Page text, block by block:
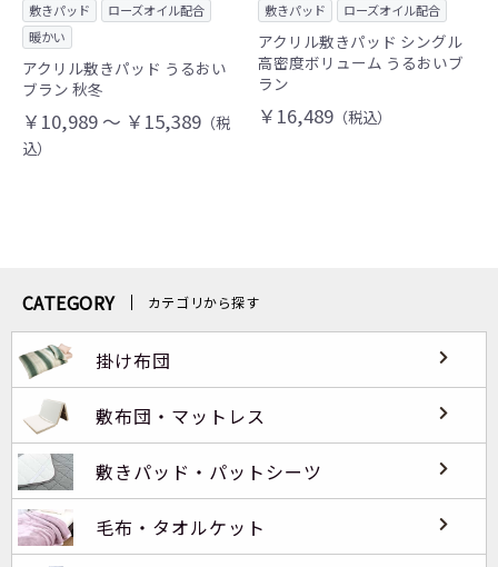
敷きパッド
ローズオイル配合
暖かい
アクリル敷きパッド うるおい
ブラン 秋冬
￥10,989 ～ ￥15,389 （税
込）
敷きパッド ローズオイル配合
アクリル敷きパッド シングル
高密度ボリューム うるおいブ
ラン
￥16,489 （税込）
CATEGORY カテゴリから探す
掛け布団
敷布団・マットレス
敷きパッド・パットシーツ
毛布・タオルケット